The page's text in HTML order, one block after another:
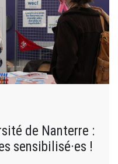
de Nanterre :
sensibilisé·es !